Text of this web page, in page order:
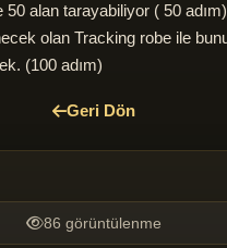
50 alan tarayabiliyor ( 50
olan Tracking robe ile
(100 adım)
Geri Dön
86 görüntülenme